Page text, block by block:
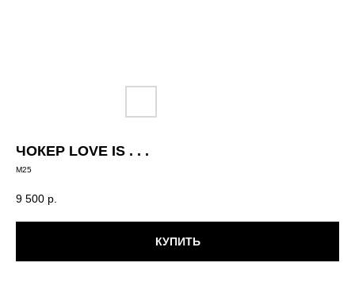
ЧОКЕР LOVE IS . . .
М25
9 500 р.
КУПИТЬ